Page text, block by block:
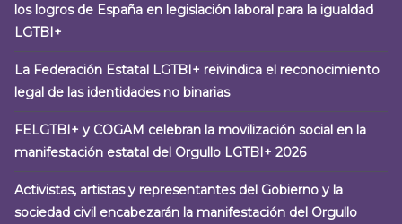
los logros de España en legislación laboral para la igualdad
LGTBI+
La Federación Estatal LGTBI+ reivindica el reconocimiento
legal de las identidades no binarias
FELGTBI+ y COGAM celebran la movilización social en la
manifestación estatal del Orgullo LGTBI+ 2026
Activistas, artistas y representantes del Gobierno y la
sociedad civil encabezarán la manifestación del Orgullo